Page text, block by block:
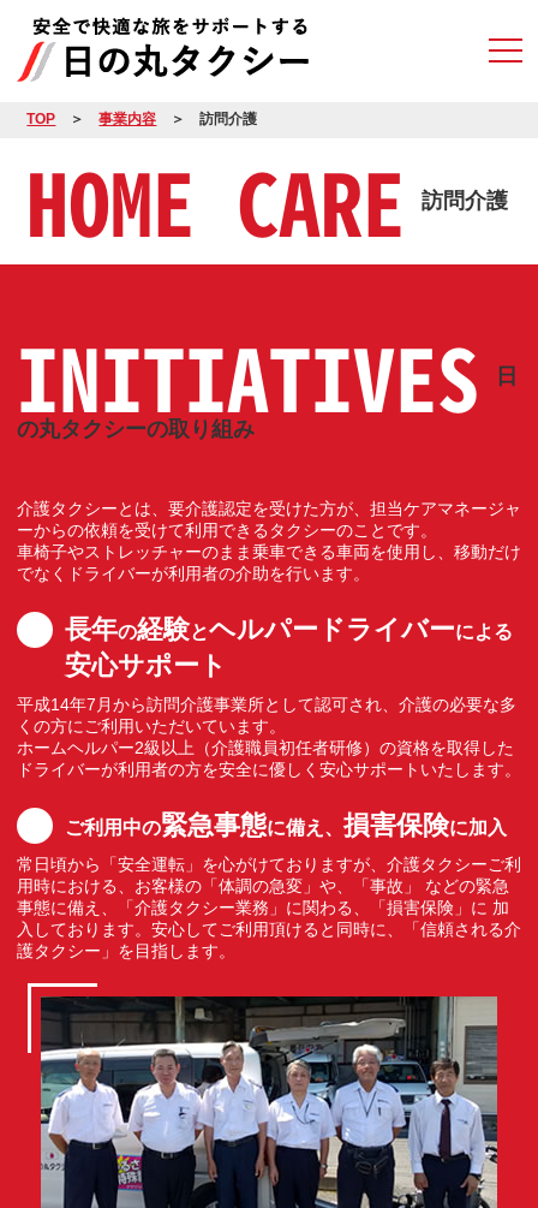
TOP 事業内容 訪問介護
HOME CARE 訪問介護
INITIATIVES 日
の丸タクシーの取り組み
介護タクシーとは、要介護認定を受けた方が、担当ケアマネージャ
ーからの依頼を受けて利用できるタクシーのことです。
車椅子やストレッチャーのまま乗車できる車両を使用し、移動だけ
でなくドライバーが利用者の介助を行います。
長年の経験とヘルパードライバーによる
安心サポート
平成14年7月から訪問介護事業所として認可され、介護の必要な多
くの方にご利用いただいています。
ホームヘルパー2級以上（介護職員初任者研修）の資格を取得した
ドライバーが利用者の方を安全に優しく安心サポートいたします。
ご利用中の緊急事態に備え、 損害保険に加入
常日頃から「安全運転」を心がけておりますが、介護タクシーご利
用時における、お客様の「体調の急変」や、「事故」 などの緊急
事態に備え、「介護タクシー業務」に関わる、「損害保険」に 加
入しております。安心してご利用頂けると同時に、「信頼される介
護タクシー」を目指します。